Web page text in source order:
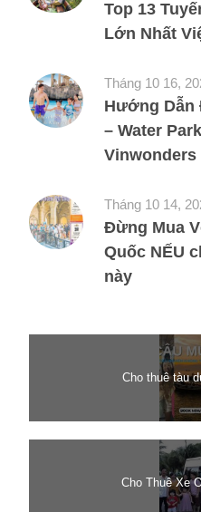
Top 13
Lớn Nhất
Tháng 10 16,
Hướng Dẫn
– Water
Vinwonders
Tháng 10 14,
Đừng Mua
Quốc NẾU
này
Cho thuê tàu
Cho Thuê Xe